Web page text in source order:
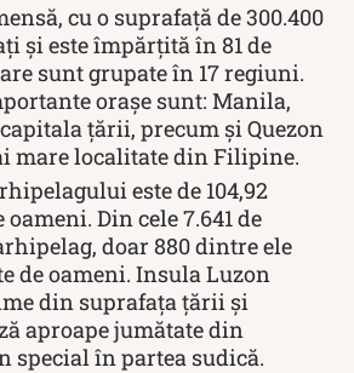
cu o suprafață de 300.400
și este împărțită în 81 de
sunt grupate în 17 regiuni.
orașe sunt: Manila,
țării, precum și Quezon
mare localitate din Filipine.
este de 104,92
Din cele 7.641 de
doar 880 dintre ele
de oameni. Insula Luzon
din suprafața țării și
aproape jumătate din
special în partea sudică.